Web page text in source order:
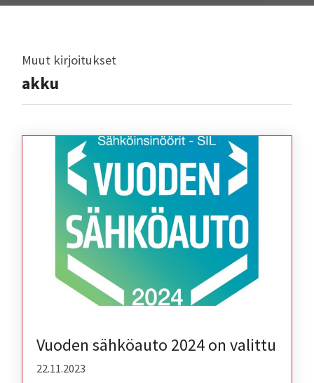
Muut kirjoitukset
akku
Vuoden sähköauto 2024 on valittu
22.11.2023